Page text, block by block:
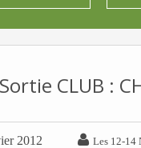
Sortie CLUB :
2012  Les 12-14